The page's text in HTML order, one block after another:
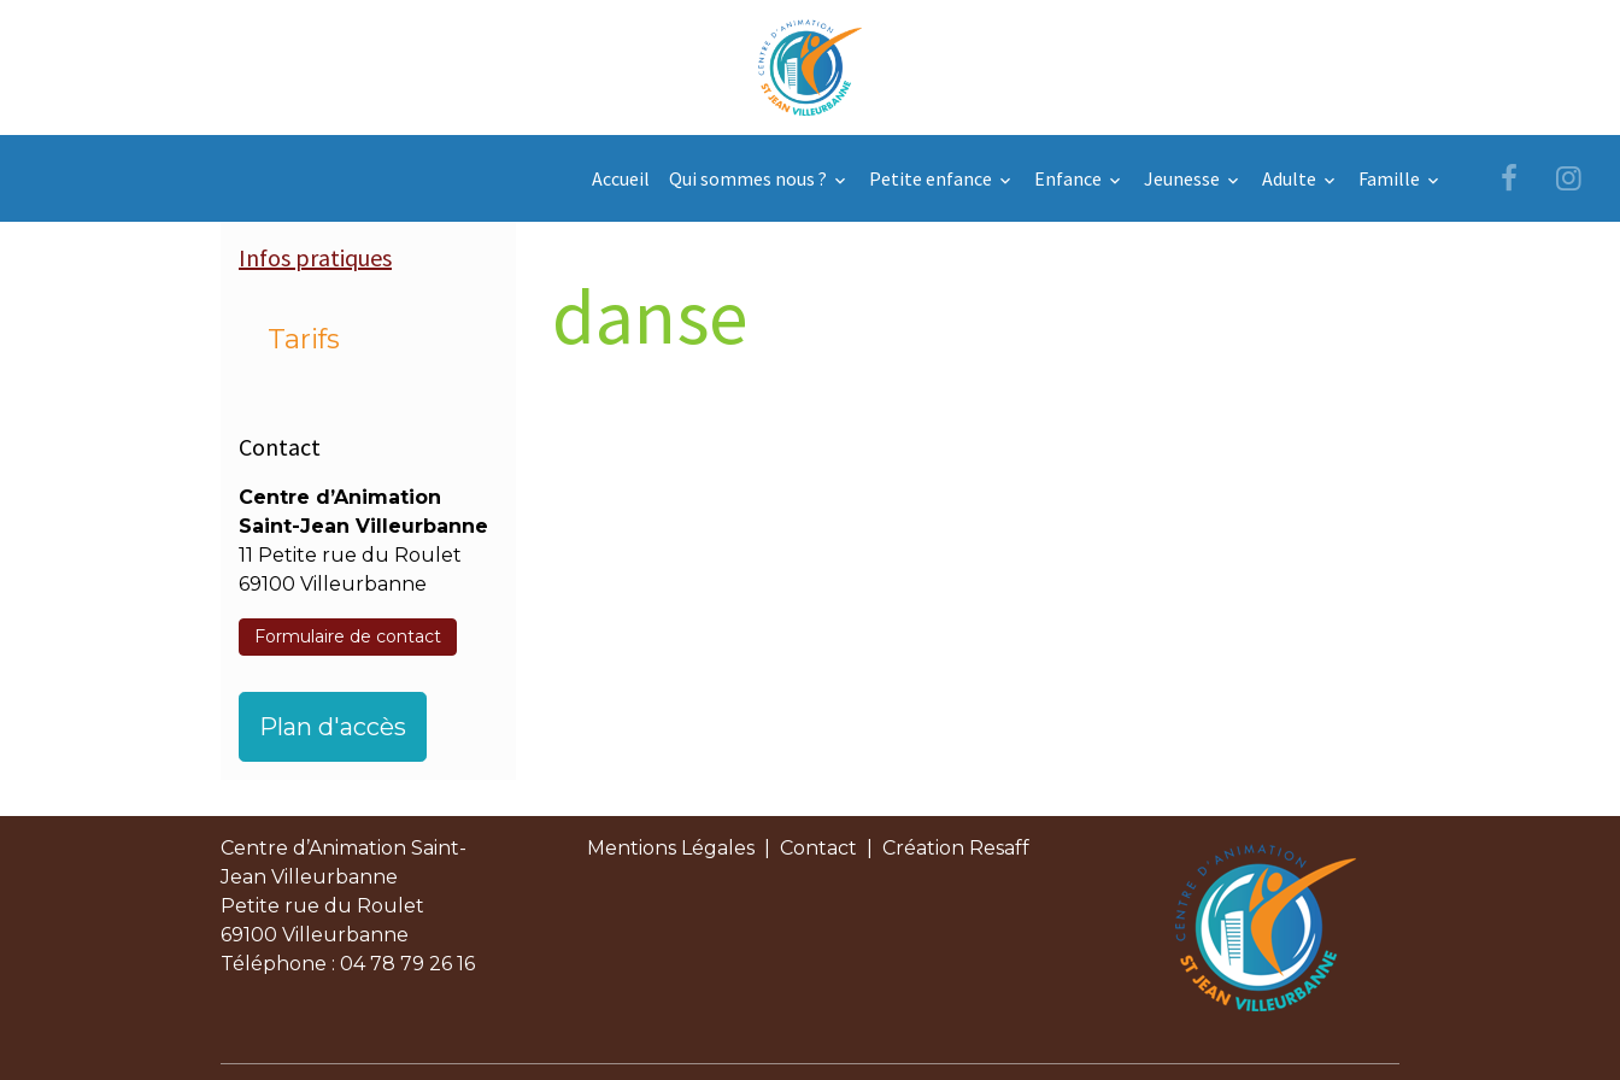
Accueil Qui sommes nous ? Petite enfance Enfance Jeunesse Adulte Famille
danse
Infos pratiques
Tarifs
Contact
Centre d’Animation
Saint-Jean Villeurbanne
11 Petite rue du Roulet
69100 Villeurbanne
Formulaire de contact
Plan d'accès
Centre d’Animation Saint-
Jean Villeurbanne
Petite rue du Roulet
69100 Villeurbanne
Téléphone : 04 78 79 26 16
Mentions Légales| Contact | Création Resaff